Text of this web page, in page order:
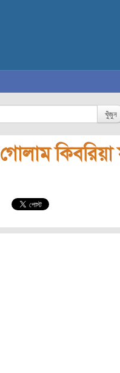
খুঁজুন
গোলাম